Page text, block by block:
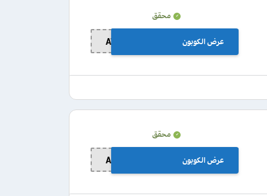
محقق
AW25 عرض الكوبون
محقق
AK25 عرض الكوبون